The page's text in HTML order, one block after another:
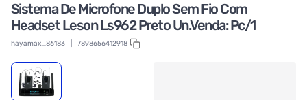
Sistema De Microfone Duplo Sem Fio Com
Headset Leson Ls962 Preto Un.Venda: Pc/1
hayamax_86183 7898656412918